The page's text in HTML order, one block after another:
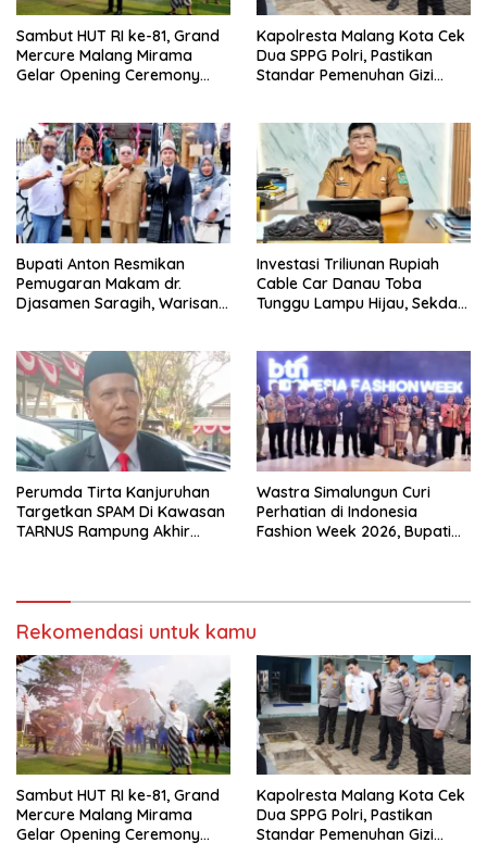
Sambut HUT RI ke-81, Grand
Mercure Malang Mirama
Gelar Opening Ceremony
Kapolresta Malang Kota Cek
Dua SPPG Polri, Pastikan
Standar Pemenuhan Gizi
Bupati Anton Resmikan
Pemugaran Makam dr.
Djasamen Saragih, Warisan
Mendatang
Investasi Triliunan Rupiah
Cable Car Danau Toba
Tunggu Lampu Hijau, Sekda
Perumda Tirta Kanjuruhan
Targetkan SPAM Di Kawasan
TARNUS Rampung Akhir
Wastra Simalungun Curi
Perhatian di Indonesia
Fashion Week 2026, Bupati
Rekomendasi untuk kamu
Sambut HUT RI ke-81, Grand
Mercure Malang Mirama
Gelar Opening Ceremony
Kapolresta Malang Kota Cek
Dua SPPG Polri, Pastikan
Standar Pemenuhan Gizi